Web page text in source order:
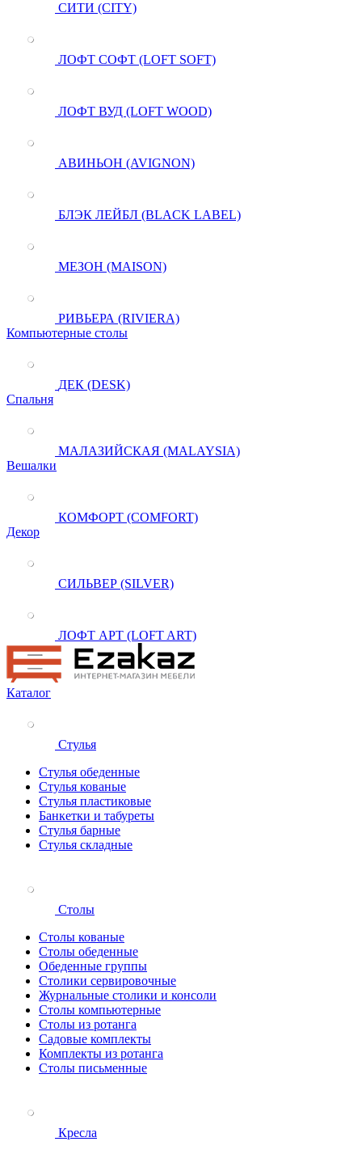
СИТИ (CITY)
ЛОФТ СОФТ (LOFT SOFT)
ЛОФТ ВУД (LOFT WOOD)
АВИНЬОН (AVIGNON)
БЛЭК ЛЕЙБЛ (BLACK LABEL)
МЕЗОН (MAISON)
РИВЬЕРА (RIVIERA)
Компьютерные столы
ДЕК (DESK)
Спальня
МАЛАЗИЙСКАЯ (MALAYSIA)
Вешалки
КОМФОРТ (COMFORT)
Декор
СИЛЬВЕР (SILVER)
ЛОФТ АРТ (LOFT ART)
Каталог
Стулья
Стулья обеденные
Стулья кованые
Стулья пластиковые
Банкетки и табуреты
Стулья барные
Стулья складные
Столы
Столы кованые
Столы обеденные
Обеденные группы
Столики сервировочные
Журнальные столики и консоли
Столы компьютерные
Столы из ротанга
Садовые комплекты
Комплекты из ротанга
Столы письменные
Кресла